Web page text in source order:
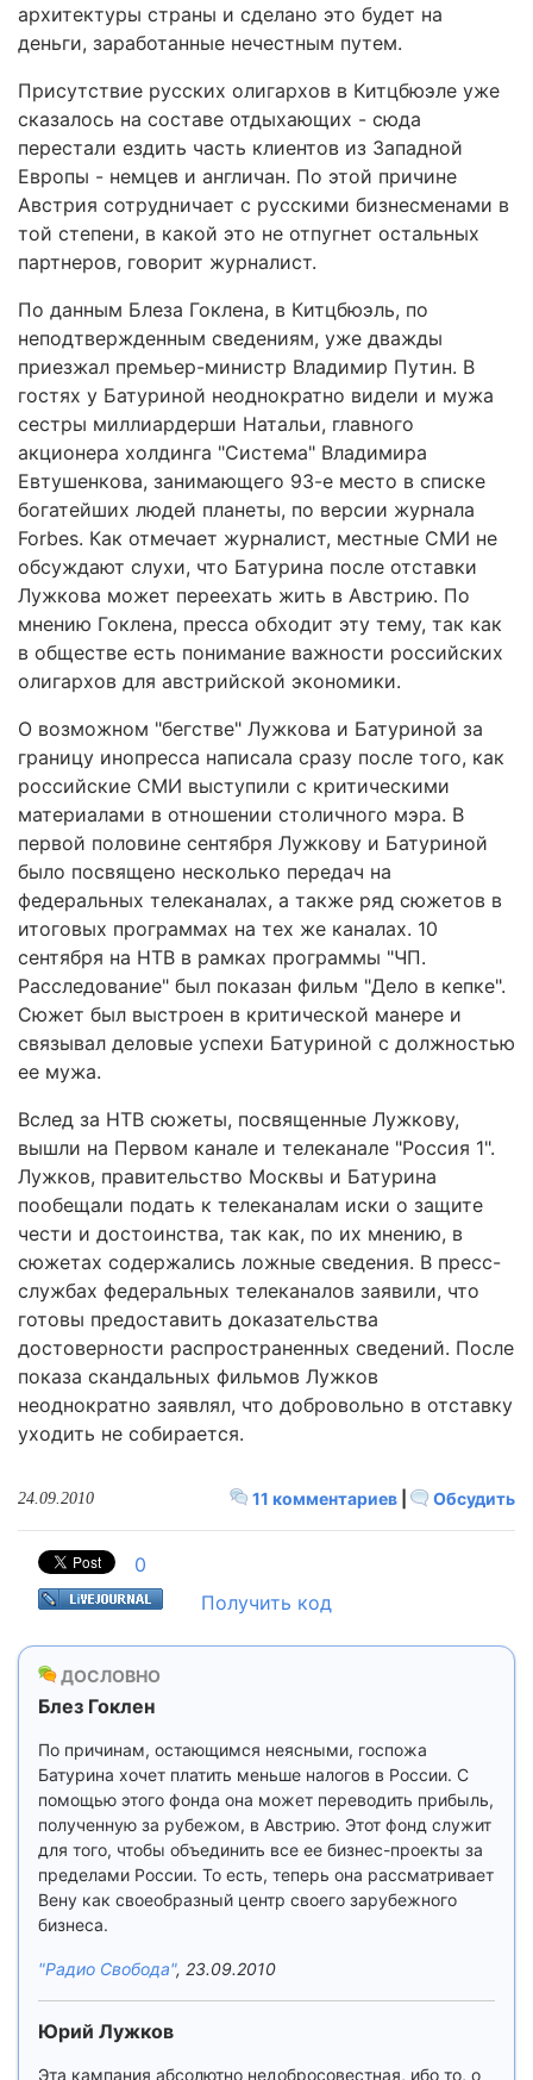
архитектуры страны и сделано это будет на
деньги, заработанные нечестным путем.
Присутствие русских олигархов в Китцбюэле уже
сказалось на составе отдыхающих - сюда
перестали ездить часть клиентов из Западной
Европы - немцев и англичан. По этой причине
Австрия сотрудничает с русскими бизнесменами в
той степени, в какой это не отпугнет остальных
партнеров, говорит журналист.
По данным Блеза Гоклена, в Китцбюэль, по
неподтвержденным сведениям, уже дважды
приезжал премьер-министр Владимир Путин. В
гостях у Батуриной неоднократно видели и мужа
сестры миллиардерши Натальи, главного
акционера холдинга "Система" Владимира
Евтушенкова, занимающего 93-е место в списке
богатейших людей планеты, по версии журнала
Forbes. Как отмечает журналист, местные СМИ не
обсуждают слухи, что Батурина после отставки
Лужкова может переехать жить в Австрию. По
мнению Гоклена, пресса обходит эту тему, так как
в обществе есть понимание важности российских
олигархов для австрийской экономики.
О возможном "бегстве" Лужкова и Батуриной за
границу инопресса написала сразу после того, как
российские СМИ выступили с критическими
материалами в отношении столичного мэра. В
первой половине сентября Лужкову и Батуриной
было посвящено несколько передач на
федеральных телеканалах, а также ряд сюжетов в
итоговых программах на тех же каналах. 10
сентября на НТВ в рамках программы "ЧП.
Расследование" был показан фильм "Дело в кепке".
Сюжет был выстроен в критической манере и
связывал деловые успехи Батуриной с должностью
ее мужа.
Вслед за НТВ сюжеты, посвященные Лужкову,
вышли на Первом канале и телеканале "Россия 1".
Лужков, правительство Москвы и Батурина
пообещали подать к телеканалам иски о защите
чести и достоинства, так как, по их мнению, в
сюжетах содержались ложные сведения. В пресс-
службах федеральных телеканалов заявили, что
готовы предоставить доказательства
достоверности распространенных сведений. После
показа скандальных фильмов Лужков
неоднократно заявлял, что добровольно в отставку
уходить не собирается.
11 комментариев Обсудить
24.09.2010
0
Получить код
ДОСЛОВНО
Блез Гоклен
По причинам, остающимся неясными, госпожа
Батурина хочет платить меньше налогов в России. С
помощью этого фонда она может переводить прибыль,
полученную за рубежом, в Австрию. Этот фонд служит
для того, чтобы объединить все ее бизнес-проекты за
пределами России. То есть, теперь она рассматривает
Вену как своеобразный центр своего зарубежного
бизнеса.
"Радио Свобода", 23.09.2010
Юрий Лужков
Эта кампания абсолютно недобросовестная, ибо то, о